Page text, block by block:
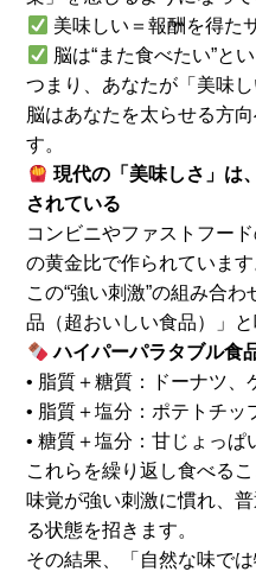
美味しい＝報酬を得た
脳は“また食べたい”と
つまり、あなたが「美味
脳はあなたを太らせる方
す。
現代の「美味しさ」は
されている
コンビニやファストフー
の黄金比で作られています
この“強い刺激”の組み合
品（超おいしい食品）」と
ハイパーパラタブル食
• 脂質＋糖質：ドーナツ、
• 脂質＋塩分：ポテトチッ
• 糖質＋塩分：甘じょっぱ
これらを繰り返し食べるこ
味覚が強い刺激に慣れ、
る状態を招きます。
その結果、「自然な味で